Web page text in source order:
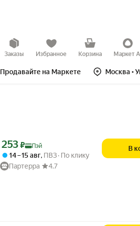
Заказы Избранное Корзина Маркет
Продавайте на Маркете Москва •
Цена с картой Яндекс Пэй 253 ₽ вместо
253 ₽ Пэй
14 – 15 авг, ПВЗ По клику
Партерра
4.7
В